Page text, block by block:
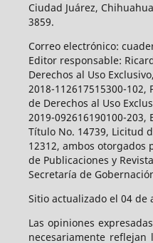
Ciudad Juárez,
3859.
Correo electrónico:
Editor responsable:
Derechos al Uso
2018-112617515300-102,
de Derechos al Uso
2019-092616190100-203,
Título No. 14739, Licitud
12312, ambos otorgados
de Publicaciones y
Secretaría de
Sitio actualizado el 04 de
Las opiniones
necesariamente